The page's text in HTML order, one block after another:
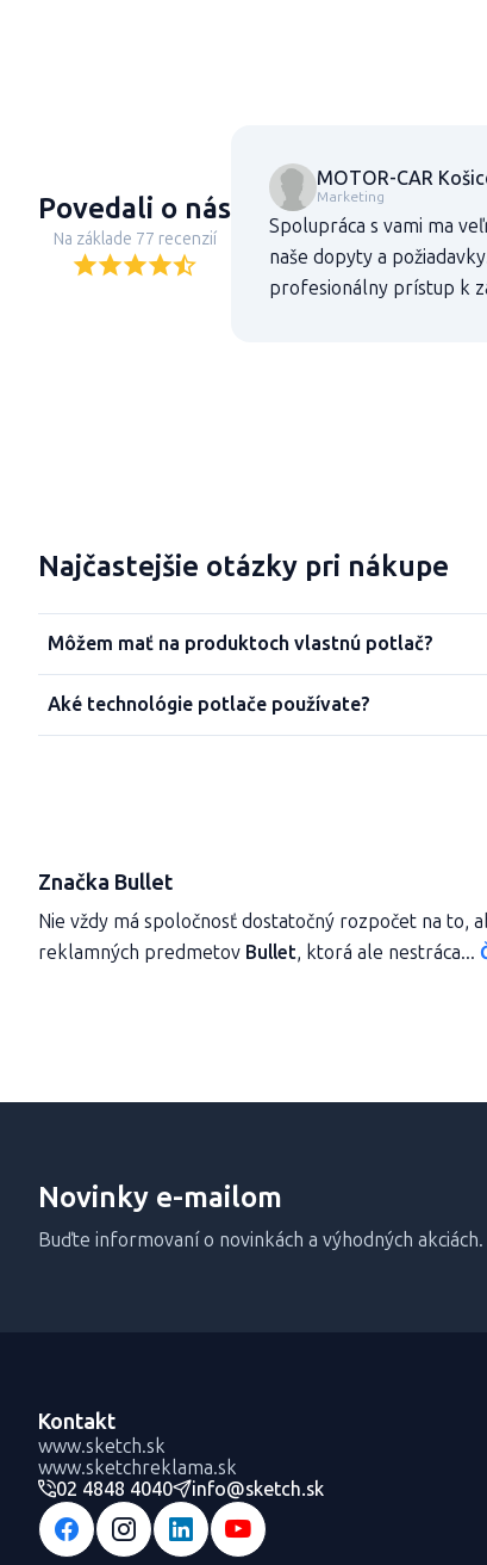
Povedali o nás
Na základe 77 recenzií
MOTOR-CAR
Marketing
Spolupráca s vami ma
naše dopyty a
profesionálny prístup k
Najčastejšie otázky pri nákupe
Môžem mať na produktoch vlastnú potlač?
Aké technológie potlače používate?
Značka Bullet
Nie vždy má spoločnosť dostatočný rozpočet na
reklamných predmetov Bullet, ktorá ale nestráca...
Novinky e-mailom
Buďte informovaní o novinkách a výhodných akciách.
Kontakt
www.sketch.sk
www.sketchreklama.sk
02 4848 4040
info@sketch.sk